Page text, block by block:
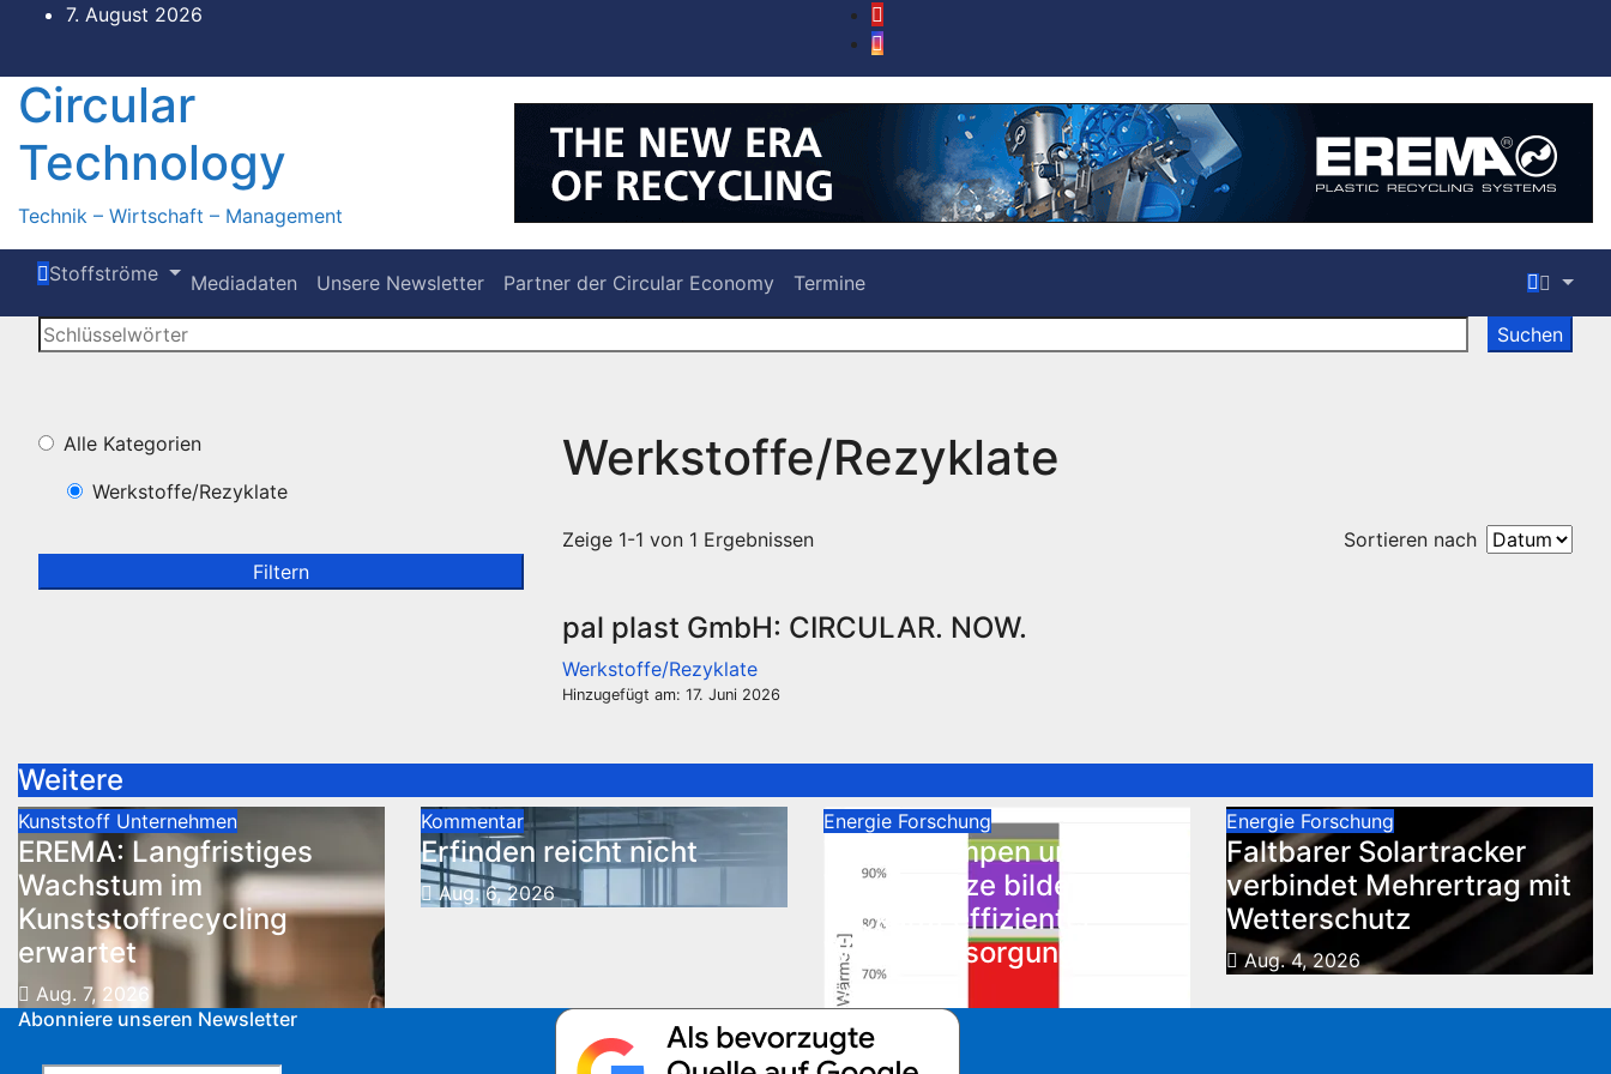
springen
7. August 2026
Circular
Technology
Technik – Wirtschaft – Management
Stoffströme Mediadaten Unsere Newsletter Partner der Circular Economy Termine
Suchen
Alle Kategorien
Werkstoffe/Rezyklate
Filtern
Werkstoffe/Rezyklate
Zeige 1-1 von 1 Ergebnissen Sortieren nach
pal plast GmbH: CIRCULAR. NOW.
Werkstoffe/Rezyklate
Hinzugefügt am: 17. Juni 2026
Weitere
Kunststoff Unternehmen
EREMA: Langfristiges
Wachstum im
Kunststoffrecycling
erwartet
Aug. 7, 2026
Kommentar
Erfinden reicht nicht
Aug. 6, 2026
Energie Forschung
Wärmepumpen und
Wärmenetze bilden
Rückgrat effizienter
Wärmeversorgung
Aug. 5, 2026
Energie Forschung
Faltbarer Solartracker
verbindet Mehrertrag mit
Wetterschutz
Aug. 4, 2026
Abonniere unseren Newsletter